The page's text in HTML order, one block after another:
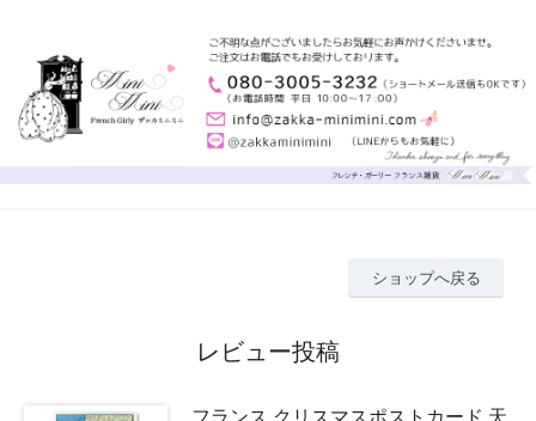
ショップへ戻る
レビュー投稿
フランス クリスマスポストカード 天